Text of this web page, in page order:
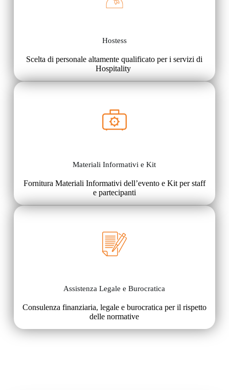
Hostess
Scelta di personale altamente qualificato per i servizi di
Hospitality
Materiali Informativi e Kit
Fornitura Materiali Informativi dell’evento e Kit per staff
e partecipanti
Assistenza Legale e Burocratica
Consulenza finanziaria, legale e burocratica per il rispetto
delle normative